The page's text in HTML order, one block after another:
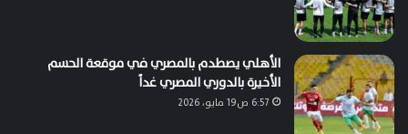
الأهلي يصطدم بالمصري في موقعة الحسم
الأخيرة بالدوري المصري غداً
6:57 ص19 مايو، 2026